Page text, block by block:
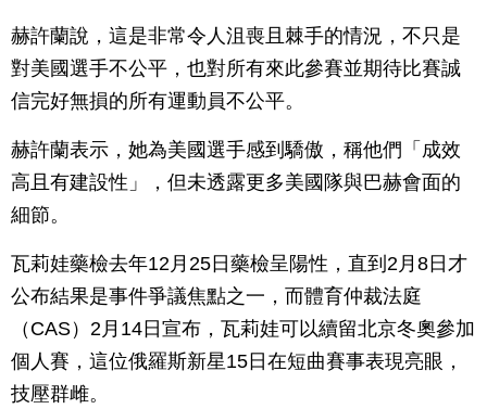
赫許蘭說，這是非常令人沮喪且棘手的情況，不只是
對美國選手不公平，也對所有來此參賽並期待比賽誠
信完好無損的所有運動員不公平。
赫許蘭表示，她為美國選手感到驕傲，稱他們「成效
高且有建設性」，但未透露更多美國隊與巴赫會面的
細節。
瓦莉娃藥檢去年12月25日藥檢呈陽性，直到2月8日才
公布結果是事件爭議焦點之一，而體育仲裁法庭
（CAS）2月14日宣布，瓦莉娃可以續留北京冬奧參加
個人賽，這位俄羅斯新星15日在短曲賽事表現亮眼，
技壓群雌。